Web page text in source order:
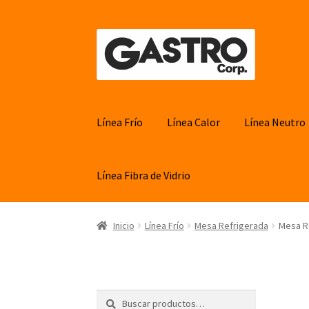
al
contenido
Línea Frío Línea Calor Línea Neutro
Línea Fibra de Vidrio
Inicio Línea Frío Mesa Refrigerada Mesa
Buscar
Buscar